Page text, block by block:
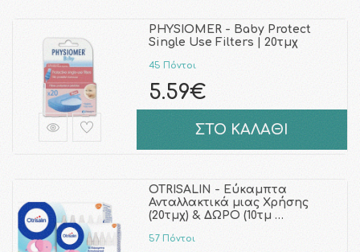
PHYSIOMER - Baby Protect
Single Use Filters | 20τμχ
45 Πόντοι
5.59€
ΣΤΟ ΚΑΛΑΘΙ
OTRISALIN - Εύκαμπτα
Ανταλλακτικά μιας Χρήσης
(20τμχ) & ΔΩΡΟ (10τμ …
57 Πόντοι